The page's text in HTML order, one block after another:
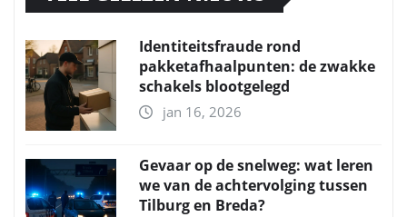
Identiteitsfraude rond
pakketafhaalpunten: de zwakke
schakels blootgelegd
jan 16, 2026
Gevaar op de snelweg: wat leren
we van de achtervolging tussen
Tilburg en Breda?